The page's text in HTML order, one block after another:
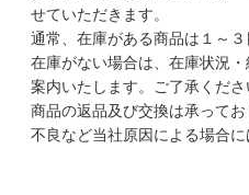
せていただきます。
通常、在庫がある商品は１～３
在庫がない場合は、在庫状況
案内いたします。ご了承くださ
商品の返品及び交換は承って
不良など当社原因による場合に